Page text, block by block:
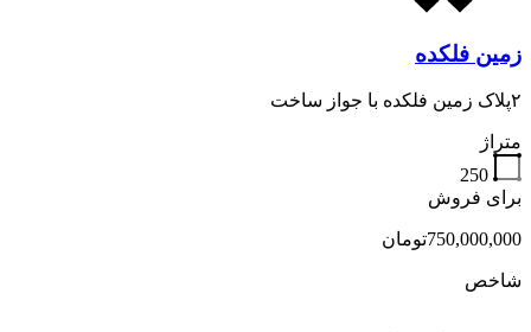
زمین فلکده
۲پلاک زمین فلکده با جواز ساخت
متراژ
250
برای فروش
750,000,000تومان
شاخص